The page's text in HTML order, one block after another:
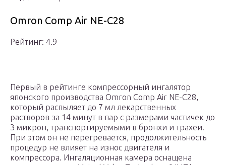
Omron Comp Air NE-C28
Рейтинг: 4.9
Первый в рейтинге компрессорный ингалятор
японского производства Omron Comp Air NE-C28,
который распыляет до 7 мл лекарственных
растворов за 14 минут в пар с размерами частичек до
3 микрон, транспортируемыми в бронхи и трахеи.
При этом он не перегревается, продолжительность
процедур не влияет на износ двигателя и
компрессора. Ингаляционная камера оснащена